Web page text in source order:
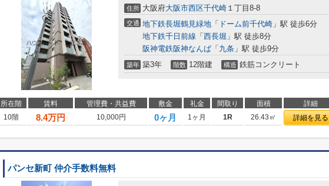
住所 大阪府大阪市西区千代崎 １丁目8-8
交通 地下鉄長堀鶴見緑地 「 ドーム前千代崎 」駅 徒歩6分
地下鉄千日前線 「 西長堀 」駅 徒歩8分
阪神電鉄阪神なんば 「 九条 」駅 徒歩9分
築年 築3年 階数 12階建 構造 鉄筋コンクリート
所在階 賃料 管理費・共益費 敷金 礼金 間取り 面積 詳細
10階
8.4万円 10,000円 0ヶ月 1ヶ月 1R 26.43㎡ 詳細を見る
パンセ新町 仲介手数料無料